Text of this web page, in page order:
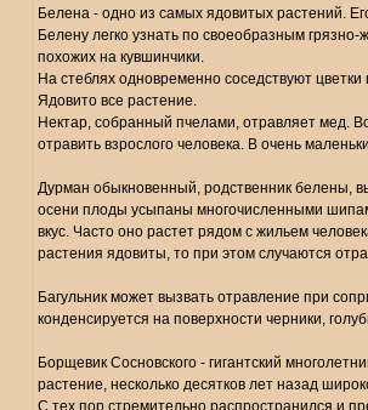
Белена - одно из самых ядовитых растений.
Белену легко узнать по своеобразным
похожих на кувшинчики.
На стеблях одновременно соседствуют
Ядовито все растение.
Нектар, собранный пчелами, отравляет мед.
отравить взрослого человека. В очень
Дурман обыкновенный, родственник белены,
осени плоды усыпаны многочисленными
вкус. Часто оно растет рядом с жильем
растения ядовиты, то при этом случаются
Багульник может вызвать отравление при
конденсируется на поверхности черники,
Борщевик Сосновского - гигантский
растение, несколько десятков лет назад
С тех пор стремительно распространился и